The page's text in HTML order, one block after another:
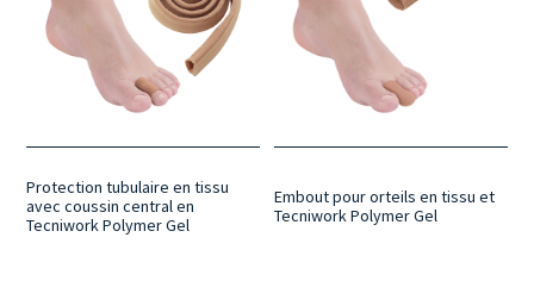
Protection tubulaire en tissu
avec coussin central en
Tecniwork Polymer Gel
Embout pour orteils en tissu et
Tecniwork Polymer Gel